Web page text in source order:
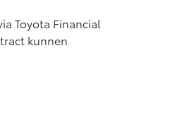
Toyota Financial
kunnen